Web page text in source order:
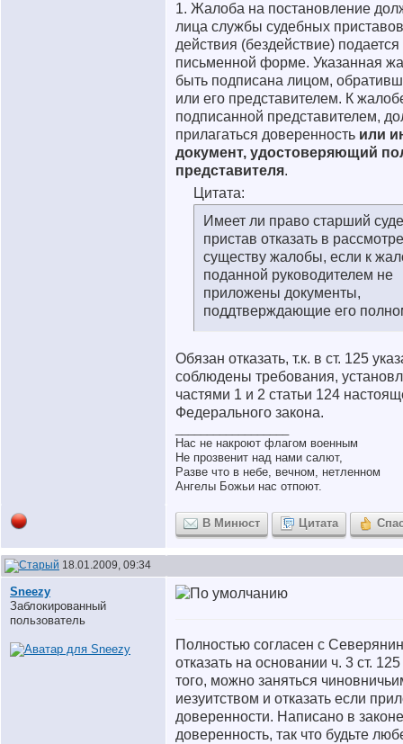
1. Жалоба на постановление
лица службы судебных
действия (бездействие) подается
письменной форме. Указанная
быть подписана лицом,
или его представителем. К
подписанной представителем,
прилагаться доверенность или
документ, удостоверяющий
представителя.
Цитата:
Имеет ли право старший
пристав отказать в
существу жалобы, если к
поданной руководителем не
приложены документы,
поддтверждающие его
Обязан отказать, т.к. в ст. 125
соблюдены требования,
частями 1 и 2 статьи 124
Федерального закона.
Нас не накроют флагом военным
Не прозвенит над нами салют,
Разве что в небе, вечном, нетленном
Ангелы Божьи нас отпоют.
В Минюст Цитата
18.01.2009, 09:34
Sneezy
Заблокированный
пользователь
Полностью согласен с
отказать на основании ч. 3 ст.
того, можно заняться
иезуитством и отказать если
доверенности. Написано в законе
доверенность, так что будьте